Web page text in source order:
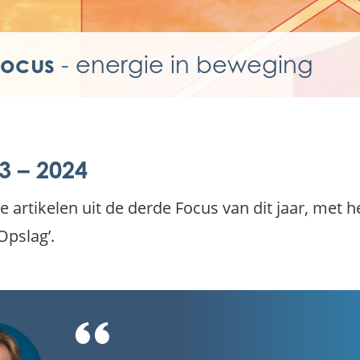
- energie in beweging
– 2024
artikelen uit de derde Focus van dit jaar, met